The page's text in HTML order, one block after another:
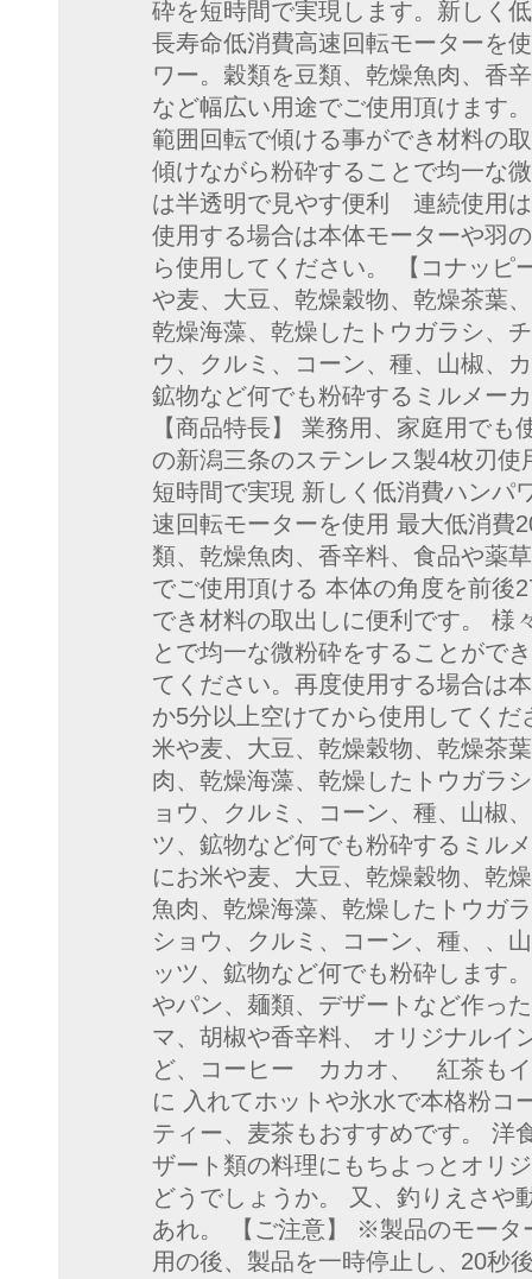
砕を短時間で実現します。新しく
長寿命低消費高速回転モーターを
ワー。穀類を豆類、乾燥魚肉、香
など幅広い用途でご使用頂けます
範囲回転で傾ける事ができ材料の
傾けながら粉砕することで均一な
は半透明で見やす便利 連続使用
使用する場合は本体モーターや羽
ら使用してください。 【コナッピ
や麦、大豆、乾燥穀物、乾燥茶葉
乾燥海藻、乾燥したトウガラシ、
ウ、クルミ、コーン、種、山椒、
鉱物など何でも粉砕するミルメー
【商品特長】 業務用、家庭用で
の新潟三条のステンレス製4枚刃
短時間で実現 新しく低消費ハンパ
速回転モーターを使用 最大低消費
類、乾燥魚肉、香辛料、食品や薬
でご使用頂ける 本体の角度を前後
でき材料の取出しに便利です。 様
とで均一な微粉砕をすることがで
てください。再度使用する場合は
か5分以上空けてから使用してく
米や麦、大豆、乾燥穀物、乾燥茶
肉、乾燥海藻、乾燥したトウガラ
ョウ、クルミ、コーン、種、山椒
ツ、鉱物など何でも粉砕するミル
にお米や麦、大豆、乾燥穀物、乾
魚肉、乾燥海藻、乾燥したトウガ
ショウ、クルミ、コーン、種、、
ッツ、鉱物など何でも粉砕します
やパン、麺類、デザートなど作っ
マ、胡椒や香辛料、 オリジナルイ
ど、コーヒー カカオ、 紅茶もイ
に 入れてホットや氷水で本格粉コ
ティー、麦茶もおすすめです。 洋
ザート類の料理にもちよっとオリ
どうでしょうか。 又、釣りえさや
あれ。 【ご注意】 ※製品のモータ
用の後、製品を一時停止し、20秒